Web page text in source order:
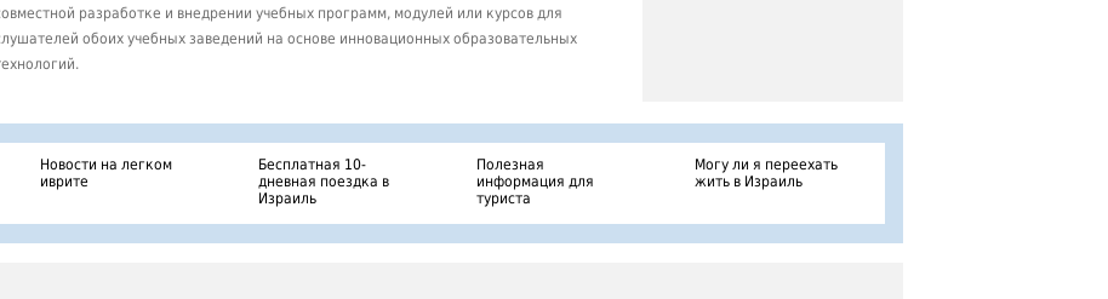
разработке и внедрении учебных программ, модулей или курсов для
обоих учебных заведений на основе инновационных образовательных
Новости на легком
иврите
Бесплатная 10-
дневная поездка в
Израиль
Полезная
информация для
туриста
Могу ли я переехать
жить в Израиль